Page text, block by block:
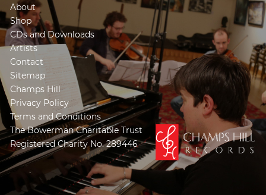
About
Shop
CDs and Downloads
Artists
Contact
Sitemap
Champs Hill
Privacy Policy
Terms and Conditions
The Bowerman Charitable Trust
Registered Charity No. 289446